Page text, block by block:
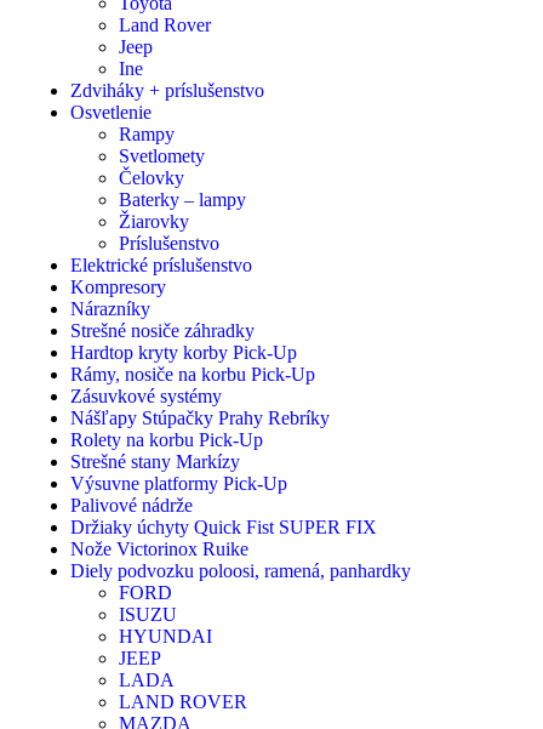
Land Rover
Jeep
Ine
Zdviháky + príslušenstvo
Osvetlenie
Rampy
Svetlomety
Čelovky
Baterky – lampy
Žiarovky
Príslušenstvo
Elektrické príslušenstvo
Kompresory
Nárazníky
Strešné nosiče záhradky
Hardtop kryty korby Pick-Up
Rámy, nosiče na korbu Pick-Up
Zásuvkové systémy
Nášľapy Stúpačky Prahy Rebríky
Rolety na korbu Pick-Up
Strešné stany Markízy
Výsuvne platformy Pick-Up
Palivové nádrže
Držiaky úchyty Quick Fist SUPER FIX
Nože Victorinox Ruike
Diely podvozku poloosi, ramená, panhardky
FORD
ISUZU
HYUNDAI
JEEP
LADA
LAND ROVER
MAZDA